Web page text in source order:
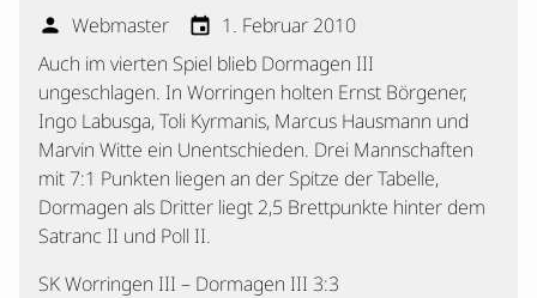
Mannschaften
Ranglisten
Termine
Verschiedenes
Kontakt
person Webmaster event 1. Februar 2010
Auch im vierten Spiel blieb Dormagen III
ungeschlagen. In Worringen holten Ernst Börgener,
Ingo Labusga, Toli Kyrmanis, Marcus Hausmann und
Marvin Witte ein Unentschieden. Drei Mannschaften
mit 7:1 Punkten liegen an der Spitze der Tabelle,
Dormagen als Dritter liegt 2,5 Brettpunkte hinter dem
Satranc II und Poll II.
SK Worringen III – Dormagen III 3:3